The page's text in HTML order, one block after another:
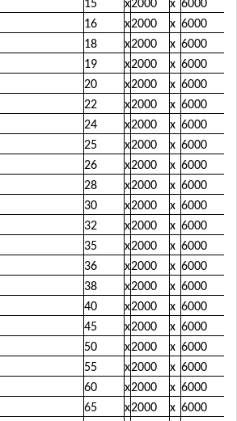
15 x2000 x 6000
16 x2000 x 6000
18 x2000 x 6000
19 x2000 x 6000
20 x2000 x 6000
22 x2000 x 6000
24 x2000 x 6000
25 x2000 x 6000
26 x2000 x 6000
28 x2000 x 6000
30 x2000 x 6000
32 x2000 x 6000
35 x2000 x 6000
36 x2000 x 6000
38 x2000 x 6000
40 x2000 x 6000
45 x2000 x 6000
50 x2000 x 6000
55 x2000 x 6000
60 x2000 x 6000
65 x2000 x 6000